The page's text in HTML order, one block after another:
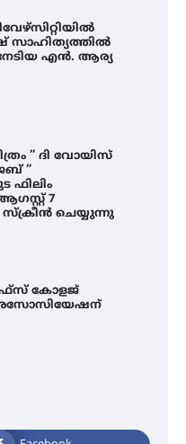
സാഹിത്യത്തിൽ
എൻ. ആര്യ
” ദി വോയിസ്
”
ഫിലിം
7
സ്‌ക്രീൻ ചെയ്യുന്നു
കോളജ്